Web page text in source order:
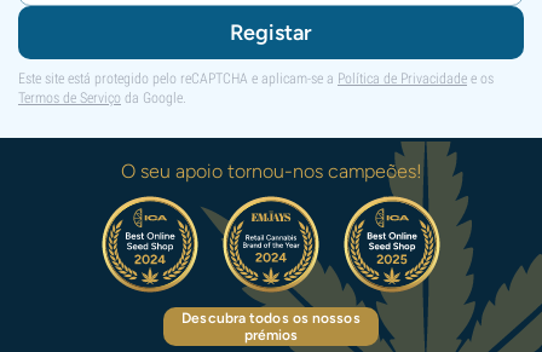
Registar
Este site está protegido pelo reCAPTCHA e aplicam-se a Política de Privacidade e os
Termos de Serviço da Google.
O seu apoio tornou-nos campeões!
Descubra todos os nossos
prémios